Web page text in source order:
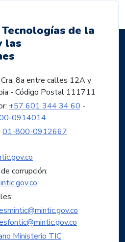
de la
las
8a entre calles 12A y
- Código Postal 111711
+57 601 344 34 60 -
0914014
01-800-0912667
corrupción:
Ministerio TIC